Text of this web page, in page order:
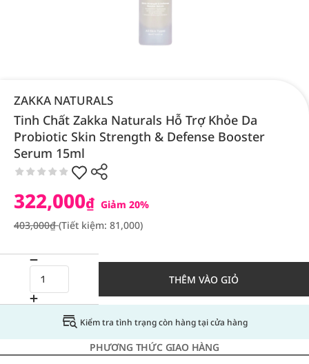
ZAKKA NATURALS
Tinh Chất Zakka Naturals Hỗ Trợ Khỏe Da
Probiotic Skin Strength & Defense Booster
Serum 15ml
322,000₫ Giảm 20%
403,000₫(Tiết kiệm: 81,000)
THÊM VÀO GIỎ
Kiểm tra tình trạng còn hàng tại cửa hàng
PHƯƠNG THỨC GIAO HÀNG